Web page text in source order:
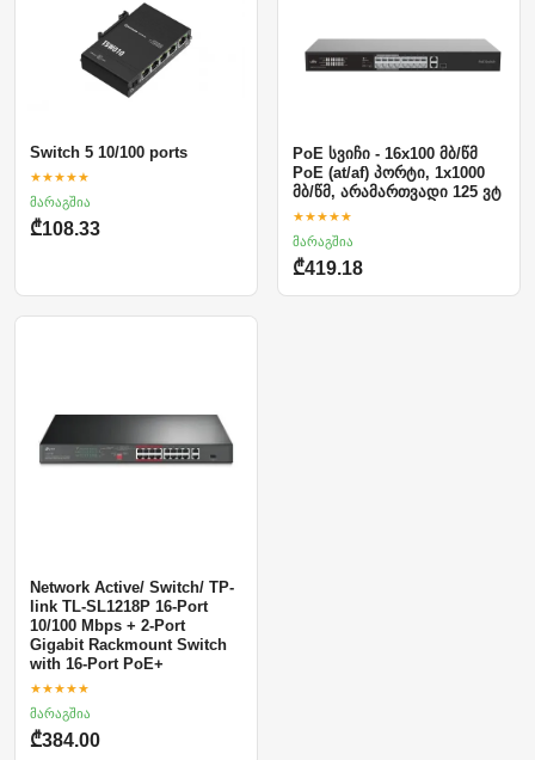
Switch 5 10/100 ports
★★★★★
მარაგშია
₾108.33
PoE სვიჩი - 16x100 მბ/წმ
PoE (at/af) პორტი, 1x1000
მბ/წმ, არამართვადი 125 ვტ
★★★★★
მარაგშია
₾419.18
Network Active/ Switch/ TP-
link TL-SL1218P 16-Port
10/100 Mbps + 2-Port
Gigabit Rackmount Switch
with 16-Port PoE+
★★★★★
მარაგშია
₾384.00